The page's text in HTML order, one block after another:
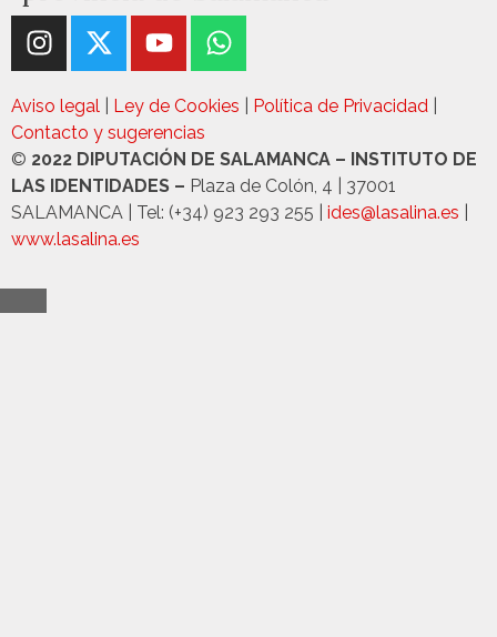
Aviso legal Ley de Cookies Política de Privacidad
Contacto y sugerencias
© 2022 DIPUTACIÓN DE SALAMANCA – INSTITUTO DE
LAS IDENTIDADES – Plaza de Colón, 4 | 37001
SALAMANCA | Tel: (+34) 923 293 255 | ides@lasalina.es
www.lasalina.es